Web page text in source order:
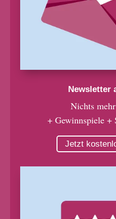
Newsletter
Nichts
+ Gewinnspiele +
Jetzt